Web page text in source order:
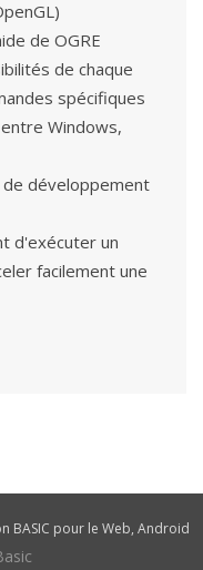
de OGRE
de chaque
spécifiques
Windows,
développement
d'exécuter un
facilement une
BASIC pour le Web, Android